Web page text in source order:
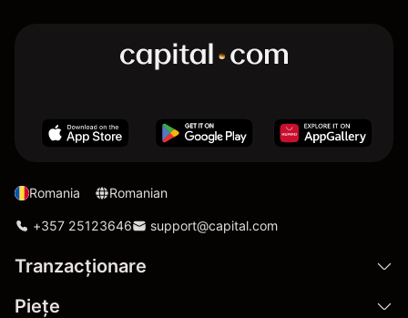
Romania Romanian
+357 25123646 support@capital.com
Tranzacționare
Pieţe